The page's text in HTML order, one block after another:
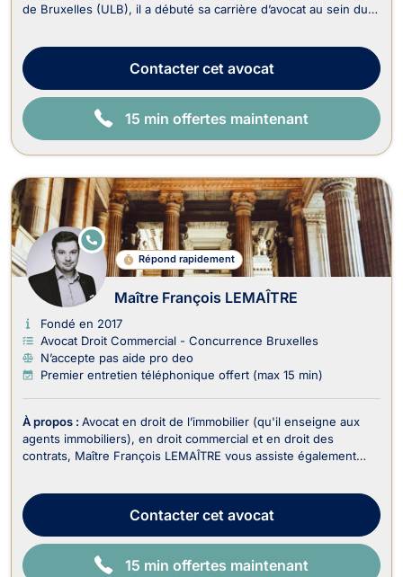
de Bruxelles (ULB), il a débuté sa carrière d’avocat au sein du
Afschrift, avocate ...Contactercet avocat
15 min offertes maintenant
Répond rapidement
E
N
G
N
E
Maître François LEMAÎTRE
Fondé en 2017
Avocat Droit Commercial - Concurrence Bruxelles
N’accepte pas aide pro deo
Premier entretien téléphonique offert (max 15 min)
À propos : Avocat en droit de l’immobilier (qu'il enseigne aux
agents immobiliers), en droit commercial et en droit des
contrats, Maître François LEMAÎTRE vous assiste également
matière de baux portant sur...
Contactercet avocat
15 min offertes maintenant